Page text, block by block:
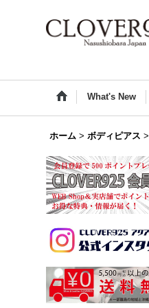
What's New
ホーム > ボディピアス >